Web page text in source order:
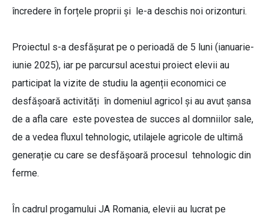
încredere în forțele proprii și le-a deschis noi orizonturi.
Proiectul s-a desfășurat pe o perioadă de 5 luni (ianuarie-
iunie 2025), iar pe parcursul acestui proiect elevii au
participat la vizite de studiu la agenții economici ce
desfășoară activități în domeniul agricol și au avut șansa
de a afla care este povestea de succes al domniilor sale,
de a vedea fluxul tehnologic, utilajele agricole de ultimă
generație cu care se desfășoară procesul tehnologic din
ferme.
În cadrul progamului JA Romania, elevii au lucrat pe